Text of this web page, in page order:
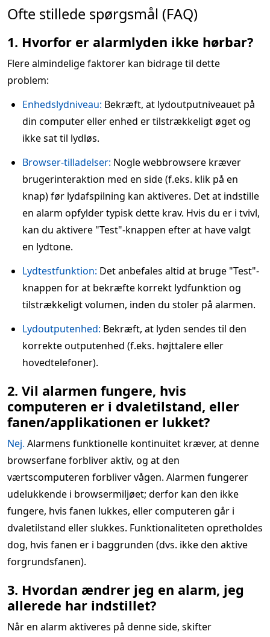
Ofte stillede spørgsmål (FAQ)
1. Hvorfor er alarmlyden ikke hørbar?
Flere almindelige faktorer kan bidrage til dette
problem:
Enhedslydniveau: Bekræft, at lydoutputniveauet på
din computer eller enhed er tilstrækkeligt øget og
ikke sat til lydløs.
Browser-tilladelser: Nogle webbrowsere kræver
brugerinteraktion med en side (f.eks. klik på en
knap) før lydafspilning kan aktiveres. Det at indstille
en alarm opfylder typisk dette krav. Hvis du er i tvivl,
kan du aktivere "Test"-knappen efter at have valgt
en lydtone.
Lydtestfunktion: Det anbefales altid at bruge "Test"-
knappen for at bekræfte korrekt lydfunktion og
tilstrækkeligt volumen, inden du stoler på alarmen.
Lydoutputenhed: Bekræft, at lyden sendes til den
korrekte outputenhed (f.eks. højttalere eller
hovedtelefoner).
2. Vil alarmen fungere, hvis
computeren er i dvaletilstand, eller
fanen/applikationen er lukket?
Nej. Alarmens funktionelle kontinuitet kræver, at denne
browserfane forbliver aktiv, og at den
værtscomputeren forbliver vågen. Alarmen fungerer
udelukkende i browsermiljøet; derfor kan den ikke
fungere, hvis fanen lukkes, eller computeren går i
dvaletilstand eller slukkes. Funktionaliteten opretholdes
dog, hvis fanen er i baggrunden (dvs. ikke den aktive
forgrundsfanen).
3. Hvordan ændrer jeg en alarm, jeg
allerede har indstillet?
Når en alarm aktiveres på denne side, skifter